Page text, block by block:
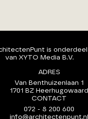
is onderdeel
van XYTO Media B.V.
ADRES
Van Benthuizenlaan 1
1701 BZ Heerhugowaard
CONTACT
072 - 8 200 600
info@architectenpunt.nl